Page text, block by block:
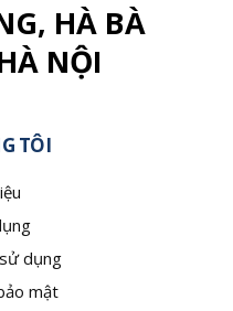
HÀ BÀ
NỘI
TÔI
dụng
mật